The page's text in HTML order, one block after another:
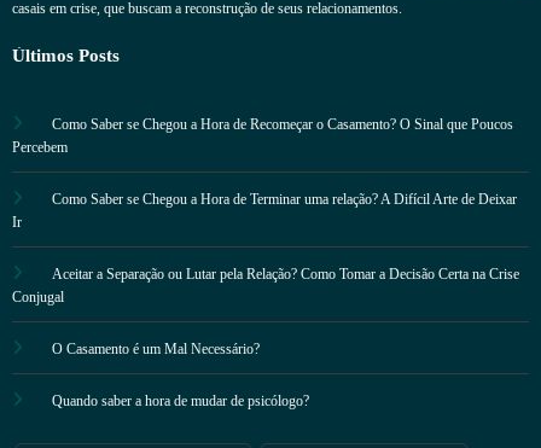
casais em crise, que buscam a reconstrução de seus relacionamentos.
Últimos Posts
Como Saber se Chegou a Hora de Recomeçar o Casamento? O Sinal que Poucos
Percebem
Como Saber se Chegou a Hora de Terminar uma relação? A Difícil Arte de Deixar
Ir
Aceitar a Separação ou Lutar pela Relação? Como Tomar a Decisão Certa na Crise
Conjugal
O Casamento é um Mal Necessário?
Quando saber a hora de mudar de psicólogo?